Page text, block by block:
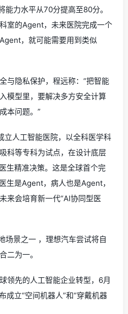
力水平从70分提高至80分。
室的Agent，未来医院完成一个
，就可能需要用到类似
与隐私保护，程远称：“把智能
模型里，要解决多方安全计算
本问题。”
立人工智能医院，以全科医学科
科等专科为试点，在设计底层
生精准决策。这是全球首个完
生是Agent，病人也是Agent，
来会培育新一代“AI协同型医
场景之一 ，理想汽车尝试将自
二为一。
领先的人工智能企业转型，6月
成立“空间机器人”和“穿戴机器